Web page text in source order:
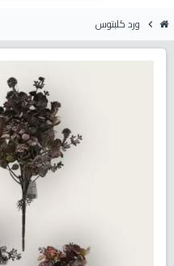
chevron_right ورد كلبتوس